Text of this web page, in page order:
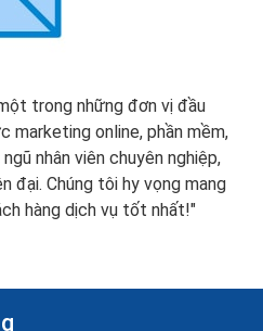
trong những đơn vị đầu
marketing online, phần mềm,
nhân viên chuyên nghiệp,
đại. Chúng tôi hy vọng mang
hàng dịch vụ tốt nhất!"